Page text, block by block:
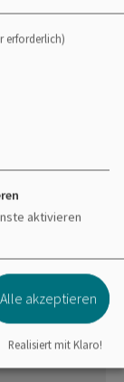
erforderlich)
aktivieren
Alle akzeptieren
Realisiert mit Klaro!